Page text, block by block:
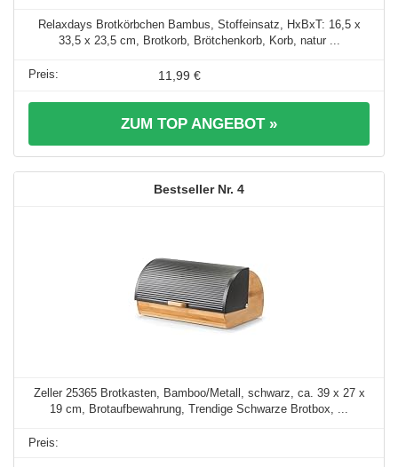
Relaxdays Brotkörbchen Bambus, Stoffeinsatz, HxBxT: 16,5 x
33,5 x 23,5 cm, Brotkorb, Brötchenkorb, Korb, natur ...
11,99 €
ZUM TOP ANGEBOT »
4
Zeller 25365 Brotkasten, Bamboo/Metall, schwarz, ca. 39 x 27 x
19 cm, Brotaufbewahrung, Trendige Schwarze Brotbox, ...